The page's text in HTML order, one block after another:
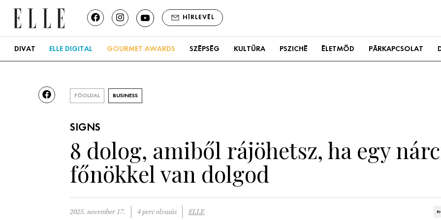
HÍRLEVÉL
DIVAT ELLE DIGITAL GOURMET AWARDS SZÉPSÉG KULTÚRA PSZICHÉ ÉLETMÓD PÁRKAPCSOLAT
FŐOLDAL BUSINESS
SIGNS
8 dolog, amiből rájöhetsz, ha egy
főnökkel van dolgod
2025. november 17. 4 perc olvasás ELLE